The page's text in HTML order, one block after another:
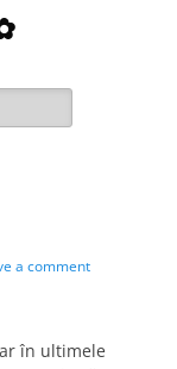
a comment
în ultimele